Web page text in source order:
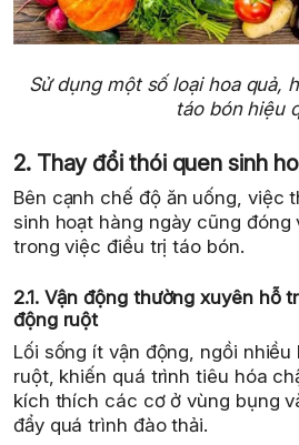
Sử dụng một số loại hoa quả,
táo bón hiệu
2. Thay đổi thói quen sinh
Bên cạnh chế độ ăn uống, việc
sinh hoạt hàng ngày cũng
trong việc điều trị táo bón.
2.1. Vận động thường xuyên hỗ
động ruột
Lối sống ít vận động, ngồi nhiều
ruột, khiến quá trình tiêu hóa
kích thích các cơ ở vùng bụng
đẩy quá trình đào thải.